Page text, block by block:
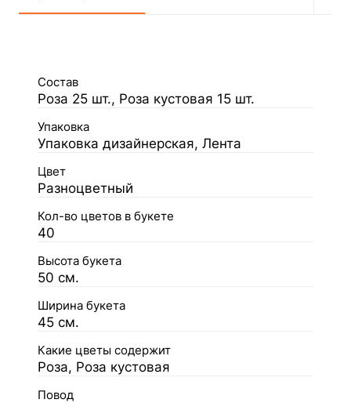
Состав
Роза 25 шт., Роза кустовая 15 шт.
Упаковка
Упаковка дизайнерская, Лента
Цвет
Разноцветный
Кол-во цветов в букете
40
Высота букета
50 см.
Ширина букета
45 см.
Какие цветы содержит
Роза, Роза кустовая
Повод